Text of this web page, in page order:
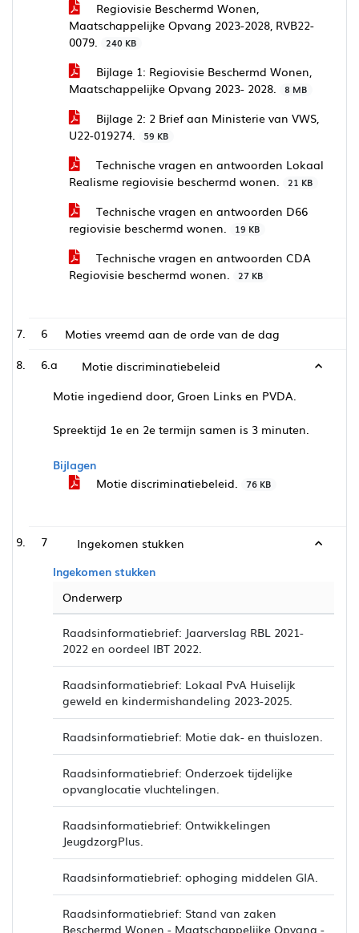
Regiovisie Beschermd Wonen,
Maatschappelijke Opvang 2023-2028, RVB22-
0079.
240 KB
Bijlage 1: Regiovisie Beschermd Wonen,
Maatschappelijke Opvang 2023- 2028.
8 MB
Bijlage 2: 2 Brief aan Ministerie van VWS,
U22-019274.
59 KB
Technische vragen en antwoorden Lokaal
Realisme regiovisie beschermd wonen.
21 KB
Technische vragen en antwoorden D66
regiovisie beschermd wonen.
19 KB
Technische vragen en antwoorden CDA
Regiovisie beschermd wonen.
27 KB
6
Moties vreemd aan de orde van de dag
6.a
Motie discriminatiebeleid
Motie ingediend door, Groen Links en PVDA.
Spreektijd 1e en 2e termijn samen is 3 minuten.
Bijlagen
Motie discriminatiebeleid.
76 KB
7
Ingekomen stukken
Ingekomen stukken
Onderwerp
Raadsinformatiebrief: Jaarverslag RBL 2021-
2022 en oordeel IBT 2022.
Raadsinformatiebrief: Lokaal PvA Huiselijk
geweld en kindermishandeling 2023-2025.
Raadsinformatiebrief: Motie dak- en thuislozen.
Raadsinformatiebrief: Onderzoek tijdelijke
opvanglocatie vluchtelingen.
Raadsinformatiebrief: Ontwikkelingen
JeugdzorgPlus.
Raadsinformatiebrief: ophoging middelen GIA.
Raadsinformatiebrief: Stand van zaken
Beschermd Wonen - Maatschappelijke Opvang -